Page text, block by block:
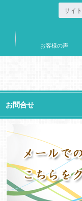
お客様の声
お問合せ